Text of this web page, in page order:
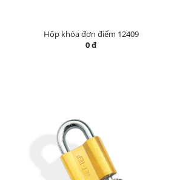
Hộp khóa đơn điểm 12409
0 đ